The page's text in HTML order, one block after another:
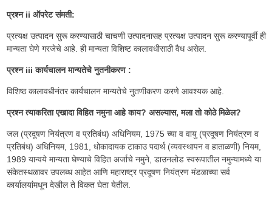
प्रश्न ii ऑपरेट संमती:
प्रत्यक्ष उत्पादन सुरू करण्यासाठी चाचणी उत्पादनासह प्रत्यक्ष उत्पादन सुरू करण्यापूर्वी ही
मान्यता घेणे गरजेचे आहे. ही मान्यता विशिष्ट कालावधीसाठी वैध असेल.
प्रश्न iii कार्यचालन मान्यतेचे नुतनीकरण :
विशिष्ठ कालावधीनंतर कार्यचालन मान्यतेचे नुतणीकरण करणे आवश्यक आहे.
प्रश्न त्याकरिता एखादा विहित नमुना आहे काय? असल्यास, मला तो कोठे मिळेल?
जल (प्रदूषण नियंत्रण व प्रतिबंध) अधिनियम, 1975 च्या व वायु (प्रदूषण नियंत्रण व
प्रतिबंध) अधिनियम, 1981, धोकादायक टाकाउ पदार्थ (व्यवस्थापन व हाताळणी) नियम,
1989 यान्वये मान्यता घेण्याचे विहित अर्जाचे नमुने, डाउनलोड स्वरूपातील नमुन्यामध्ये या
संकेतस्थळावर उपलब्ध आहेत आणि महाराष्ट्र प्रदूषण नियंत्रण मंडळाच्या सर्व
कार्यालयांमधून देखील ते विकत घेता येतील.